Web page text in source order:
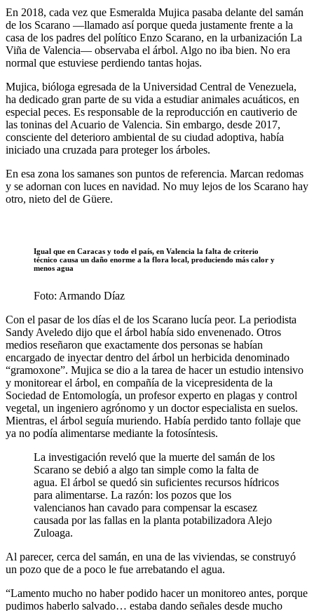
En 2018, cada vez que Esmeralda Mujica pasaba delante del samán
de los Scarano —llamado así porque queda justamente frente a la
casa de los padres del político Enzo Scarano, en la urbanización La
Viña de Valencia— observaba el árbol. Algo no iba bien. No era
normal que estuviese perdiendo tantas hojas.
Mujica, bióloga egresada de la Universidad Central de Venezuela,
ha dedicado gran parte de su vida a estudiar animales acuáticos, en
especial peces. Es responsable de la reproducción en cautiverio de
las toninas del Acuario de Valencia. Sin embargo, desde 2017,
consciente del deterioro ambiental de su ciudad adoptiva, había
iniciado una cruzada para proteger los árboles.
En esa zona los samanes son puntos de referencia. Marcan redomas
y se adornan con luces en navidad. No muy lejos de los Scarano hay
otro, nieto del de Güere.
Igual que en Caracas y todo el país, en Valencia la falta de criterio
técnico causa un daño enorme a la flora local, produciendo más calor y
menos agua
Foto: Armando Díaz
Con el pasar de los días el de los Scarano lucía peor. La periodista
Sandy Aveledo dijo que el árbol había sido envenenado. Otros
medios reseñaron que exactamente dos personas se habían
encargado de inyectar dentro del árbol un herbicida denominado
“gramoxone”. Mujica se dio a la tarea de hacer un estudio intensivo
y monitorear el árbol, en compañía de la vicepresidenta de la
Sociedad de Entomología, un profesor experto en plagas y control
vegetal, un ingeniero agrónomo y un doctor especialista en suelos.
Mientras, el árbol seguía muriendo. Había perdido tanto follaje que
ya no podía alimentarse mediante la fotosíntesis.
La investigación reveló que la muerte del samán de los
Scarano se debió a algo tan simple como la falta de
agua. El árbol se quedó sin suficientes recursos hídricos
para alimentarse. La razón: los pozos que los
valencianos han cavado para compensar la escasez
causada por las fallas en la planta potabilizadora Alejo
Zuloaga.
Al parecer, cerca del samán, en una de las viviendas, se construyó
un pozo que de a poco le fue arrebatando el agua.
“Lamento mucho no haber podido hacer un monitoreo antes, porque
pudimos haberlo salvado… estaba dando señales desde mucho